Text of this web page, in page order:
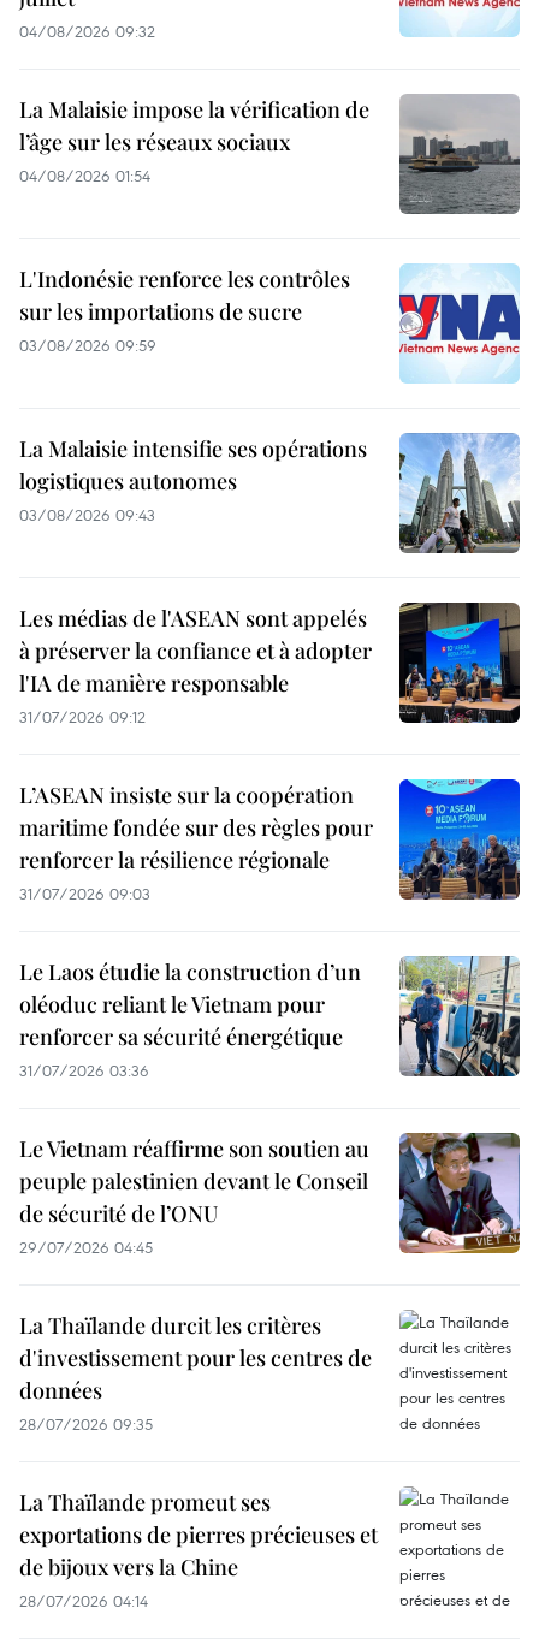
04/08/2026 09:32
La Malaisie impose la vérification de
l’âge sur les réseaux sociaux
04/08/2026 01:54
L'Indonésie renforce les contrôles
sur les importations de sucre
03/08/2026 09:59
La Malaisie intensifie ses opérations
logistiques autonomes
03/08/2026 09:43
Les médias de l'ASEAN sont appelés
à préserver la confiance et à adopter
l'IA de manière responsable
31/07/2026 09:12
L’ASEAN insiste sur la coopération
maritime fondée sur des règles pour
renforcer la résilience régionale
31/07/2026 09:03
Le Laos étudie la construction d’un
oléoduc reliant le Vietnam pour
renforcer sa sécurité énergétique
31/07/2026 03:36
Le Vietnam réaffirme son soutien au
peuple palestinien devant le Conseil
de sécurité de l’ONU
29/07/2026 04:45
La Thaïlande durcit les critères
d'investissement pour les centres de
données
28/07/2026 09:35
La Thaïlande promeut ses
exportations de pierres précieuses et
de bijoux vers la Chine
28/07/2026 04:14